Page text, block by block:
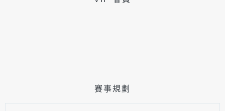
賽事規劃